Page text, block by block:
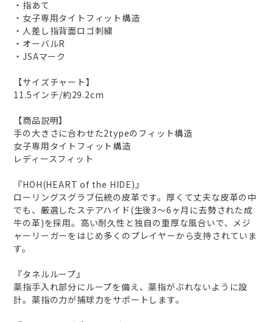
・指あて
・女子専用タイトフィット構造
・人差し指背面ロゴ刺繍
・オーバルR
・JSAマーク
【サイズチャート】
11.5インチ/約29.2cm
【商品説明】
手の大きさに合わせた2typeのフィット構造
女子専用タイトフィット構造
レディースフィット
『HOH(HEART of the HIDE)』
ローリングスグラブ伝統の皮革です。厚くて丈夫な皮革の中
でも、厳選したステアハイド(生後3～6ヶ月に去勢された成
牛の革)を採用。高い耐久性と独自の重厚な風合いで、メジ
ャーリーガーをはじめ多くのプレイヤーから支持されていま
す。
『タネルループ』
薬指手入れ部分にループを備え、薬指がぶれないように設
計。薬指の力が捕球力をサポートします。